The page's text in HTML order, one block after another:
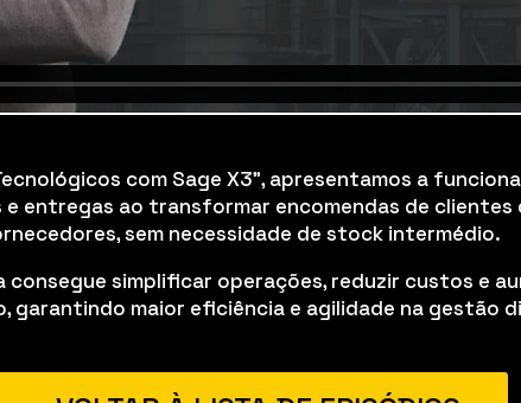
com Sage X3”, apresentamos a
entregas ao transformar encomendas de clientes
sem necessidade de stock intermédio.
consegue simplificar operações, reduzir custos e
garantindo maior eficiência e agilidade na gestão